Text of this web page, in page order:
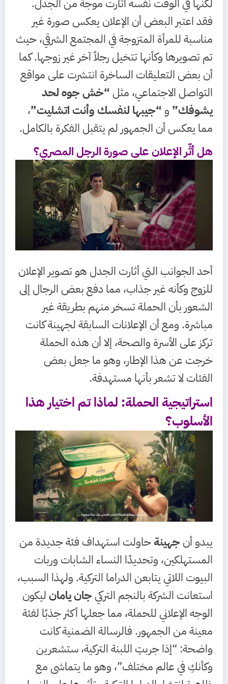
فقد اعتبر البعض أن الإعلان يعكس صورة غير
مناسبة للمرأة المتزوجة في المجتمع الشرقي، حيث
تم تصويرها وكأنها تتخيل رجلاً آخر غير زوجها. كما
أن بعض التعليقات الساخرة انتشرت على مواقع
التواصل الاجتماعي، مثل “خش جوه لحد
يشوفك” و “جيبها لنفسك وأنت اتشليت”،
مما يعكس أن الجمهور لم يتقبل الفكرة بالكامل.
هل أثّر الإعلان على صورة الرجل المصري؟
أحد الجوانب التي أثارت الجدل هو تصوير الإعلان
للزوج وكأنه غير جذاب، مما دفع بعض الرجال إلى
الشعور بأن الحملة تسخر منهم بطريقة غير
مباشرة. ومع أن الإعلانات السابقة لجهينة كانت
تركز على الأسرة والصحة، إلا أن هذه الحملة
خرجت عن هذا الإطار، وهو ما جعل بعض
الفئات لا تشعر بأنها مستهدفة.
استراتيجية الحملة: لماذا تم اختيار هذا
الأسلوب؟
يبدو أنجهينةحاولت استهداف فئة جديدة من
المستهلكين، وتحديدًا النساء الشابات وربات
البيوت اللاتي يتابعن الدراما التركية. ولهذا السبب،
استعانت الشركة بالنجم التركيجان يامانليكون
الوجه الإعلاني للحملة، مما جعلها أكثر جذبًا لفئة
معينة من الجمهور. فالرسالة الضمنية كانت
واضحة: “إذا جربتِ اللبنة التركية، ستشعرين
وكأنكِ في عالم مختلف”، وهو ما يتماشى مع